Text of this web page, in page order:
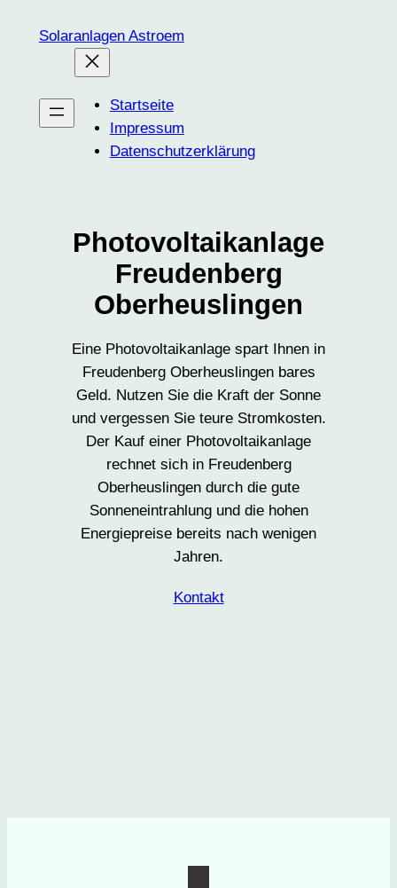
InhaltSolaranlagen Astroem
Startseite
Impressum
Datenschutzerklärung
Photovoltaikanlage
Freudenberg
Oberheuslingen
Eine Photovoltaikanlage spart Ihnen in
Freudenberg Oberheuslingen bares
Geld. Nutzen Sie die Kraft der Sonne
und vergessen Sie teure Stromkosten.
Der Kauf einer Photovoltaikanlage
rechnet sich in Freudenberg
Oberheuslingen durch die gute
Sonneneintrahlung und die hohen
Energiepreise bereits nach wenigen
Jahren.
Kontakt